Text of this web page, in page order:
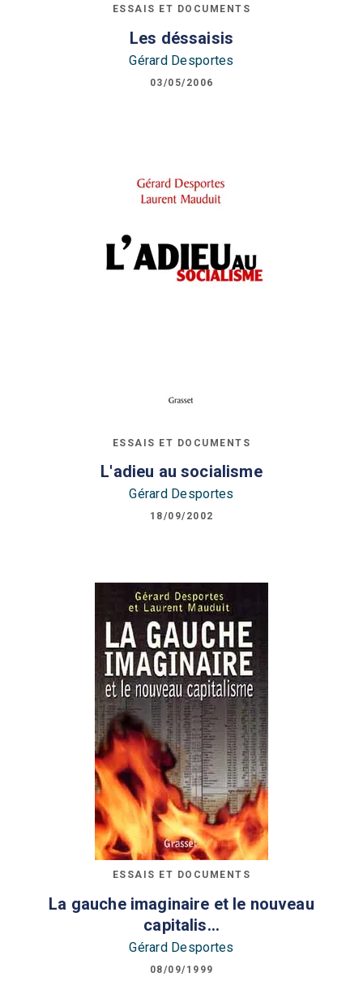
ESSAIS ET DOCUMENTS
Les déssaisis
Gérard Desportes
03/05/2006
ESSAIS ET DOCUMENTS
L'adieu au socialisme
Gérard Desportes
18/09/2002
ESSAIS ET DOCUMENTS
La gauche imaginaire et le nouveau
capitalis…
Gérard Desportes
08/09/1999